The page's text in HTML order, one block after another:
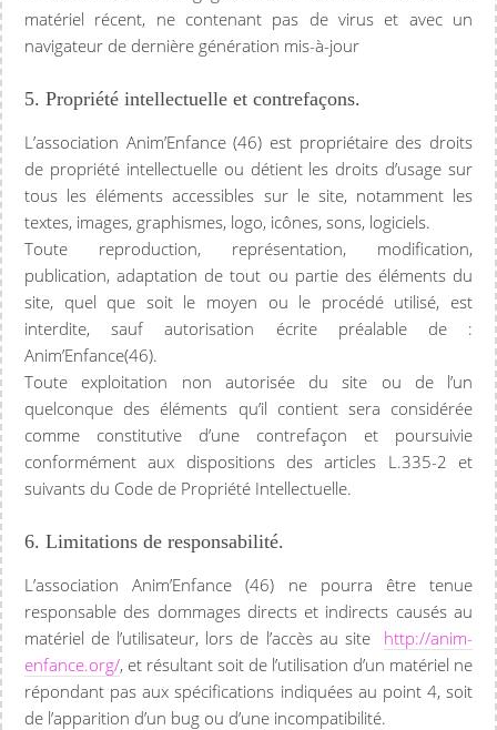
matériel récent, ne contenant pas de virus et avec un
navigateur de dernière génération mis-à-jour
5. Propriété intellectuelle et contrefaçons.
L’association Anim’Enfance (46) est propriétaire des droits
de propriété intellectuelle ou détient les droits d’usage sur
tous les éléments accessibles sur le site, notamment les
textes, images, graphismes, logo, icônes, sons, logiciels.
Toute reproduction, représentation, modification,
publication, adaptation de tout ou partie des éléments du
site, quel que soit le moyen ou le procédé utilisé, est
interdite, sauf autorisation écrite préalable de :
Anim’Enfance(46).
Toute exploitation non autorisée du site ou de l’un
quelconque des éléments qu’il contient sera considérée
comme constitutive d’une contrefaçon et poursuivie
conformément aux dispositions des articles L.335-2 et
suivants du Code de Propriété Intellectuelle.
6. Limitations de responsabilité.
L’association Anim’Enfance (46) ne pourra être tenue
responsable des dommages directs et indirects causés au
matériel de l’utilisateur, lors de l’accès au site http://anim-
enfance.org/, et résultant soit de l’utilisation d’un matériel ne
répondant pas aux spécifications indiquées au point 4, soit
de l’apparition d’un bug ou d’une incompatibilité.